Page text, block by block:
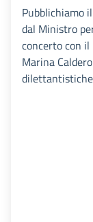
Pubblichiamo
dal Ministro
concerto con
Marina